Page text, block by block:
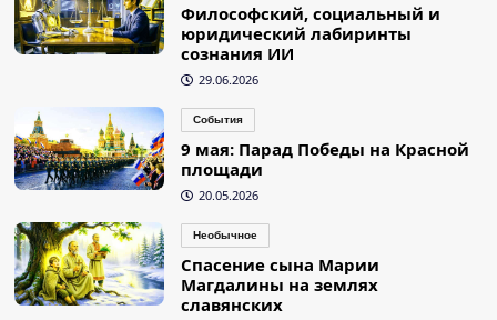
Философский, социальный и
юридический лабиринты
сознания ИИ
29.06.2026
События
9 мая: Парад Победы на Красной
площади
20.05.2026
Необычное
Спасение сына Марии
Магдалины на землях
славянских